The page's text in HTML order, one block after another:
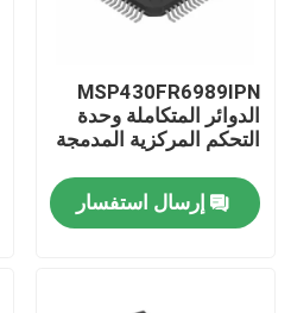
MSP430FR6989IPN
الدوائر المتكاملة وحدة
التحكم المركزية المدمجة
إرسال استفسار